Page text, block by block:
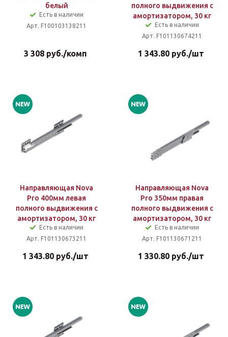
белый
Есть в наличии
Арт. F100103138211
3 308 руб./комп
полного выдвижения с
амортизатором, 30 кг
Есть в наличии
Арт. F101130674211
1 343.80 руб./шт
Направляющая Nova
Pro 400мм левая
полного выдвижения с
амортизатором, 30 кг
Есть в наличии
Арт. F101130673211
1 343.80 руб./шт
Направляющая Nova
Pro 350мм правая
полного выдвижения с
амортизатором, 30 кг
Есть в наличии
Арт. F101130671211
1 330.80 руб./шт